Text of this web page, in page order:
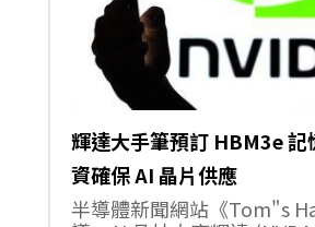
輝達大手筆預訂 HBM3e
資確保 AI 晶片供應
半導體新聞網站《Tom"s